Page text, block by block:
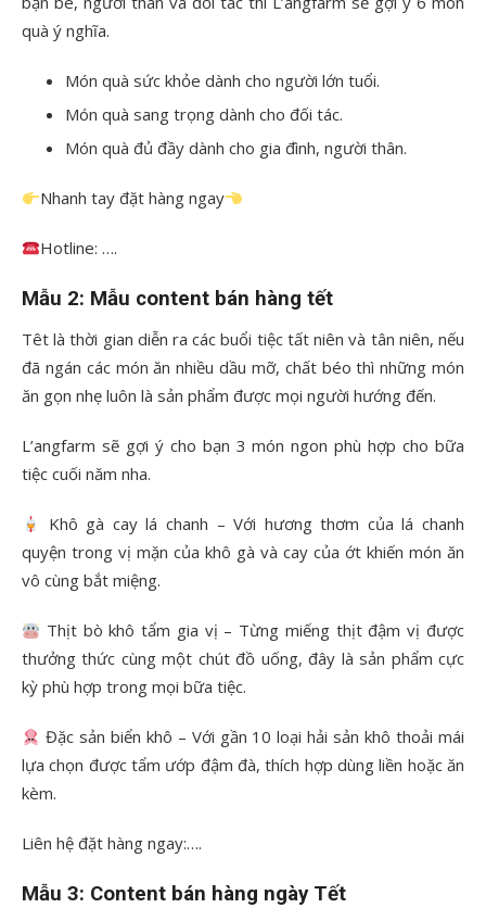
quà ý nghĩa.
Món quà sức khỏe dành cho người lớn tuổi.
Món quà sang trọng dành cho đối tác.
Món quà đủ đầy dành cho gia đình, người thân.
Nhanh tay đặt hàng ngay
Hotline: ….
Mẫu 2: Mẫu content bán hàng tết
Têt là thời gian diễn ra các buổi tiệc tất niên và tân niên, nếu
đã ngán các món ăn nhiều dầu mỡ, chất béo thì những món
ăn gọn nhẹ luôn là sản phẩm được mọi người hướng đến.
L’angfarm sẽ gợi ý cho bạn 3 món ngon phù hợp cho bữa
tiệc cuối năm nha.
Khô gà cay lá chanh – Với hương thơm của lá chanh
quyện trong vị mặn của khô gà và cay của ớt khiến món ăn
vô cùng bắt miệng.
Thịt bò khô tẩm gia vị – Từng miếng thịt đậm vị được
thưởng thức cùng một chút đồ uống, đây là sản phẩm cực
kỳ phù hợp trong mọi bữa tiệc.
Đặc sản biển khô – Với gần 10 loại hải sản khô thoải mái
lựa chọn được tẩm ướp đậm đà, thích hợp dùng liền hoặc ăn
kèm.
Liên hệ đặt hàng ngay:….
Mẫu 3: Content bán hàng ngày Tết